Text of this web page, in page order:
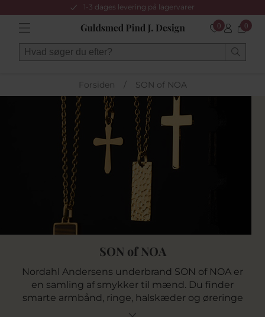
1-3 dages levering på lagervarer
0 0
Forsiden / SON of NOA
SON of NOA
Nordahl Andersens underbrand SON of NOA er
en samling af smykker til mænd. Du finder
smarte armbånd, ringe, halskæder og øreringe
til mænd i trendy og maskuline materialer der